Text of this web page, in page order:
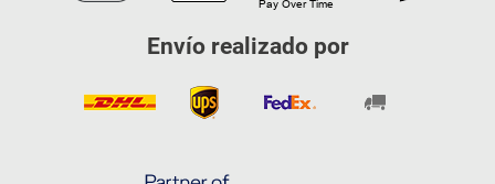
Envío realizado por